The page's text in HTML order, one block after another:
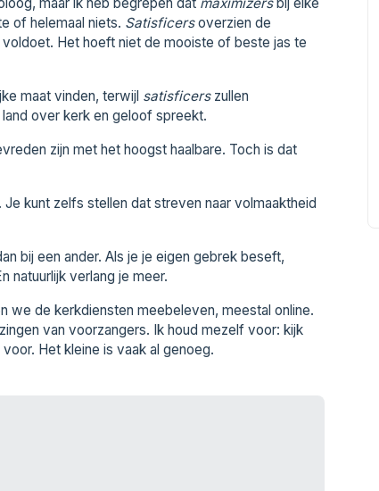
of helemaal niets. Satisficersoverzien de
Het hoeft niet de mooiste of beste jas te
maat vinden, terwijl satisficerszullen
over kerk en geloof spreekt.
zijn met het hoogst haalbare. Toch is dat
kunt zelfs stellen dat streven naar volmaaktheid
bij een ander. Als je je eigen gebrek beseft,
natuurlijk verlang je meer.
we de kerkdiensten meebeleven, meestal online.
van voorzangers. Ik houd mezelf voor: kijk
Het kleine is vaak al genoeg.